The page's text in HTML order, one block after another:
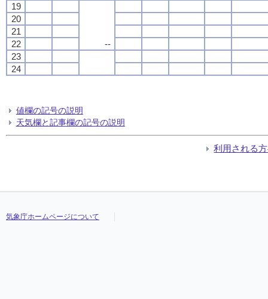
19
--
20
21
22
23
24
値欄の記号の説明
天気欄と記事欄の記号の説明
利用される
気象庁ホームページについて